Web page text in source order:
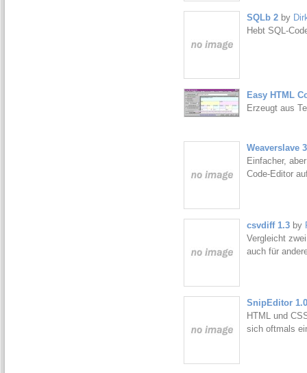
SQLb 2by
Hebt SQL-
Easy HTML
Erzeugt aus
Weaverslave
Einfacher,
Code-Editor
csvdiff 1.3by
Vergleicht
auch für
SnipEditor 1.0
HTML und
sich oftmals